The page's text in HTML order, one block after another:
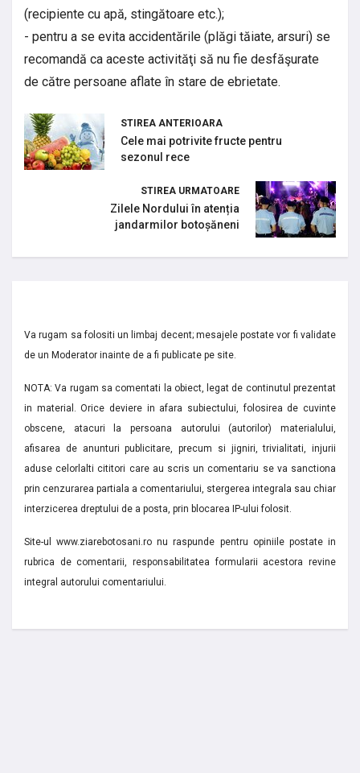
(recipiente cu apă, stingătoare etc.);
- pentru a se evita accidentările (plăgi tăiate, arsuri) se
recomandă ca aceste activităţi să nu fie desfăşurate
de către persoane aflate în stare de ebrietate.
STIREA ANTERIOARA
Cele mai potrivite fructe pentru
sezonul rece
STIREA URMATOARE
Zilele Nordului în atenția
jandarmilor botoșăneni
Va rugam sa folositi un limbaj decent; mesajele postate vor fi validate
de un Moderator inainte de a fi publicate pe site.
NOTA: Va rugam sa comentati la obiect, legat de continutul prezentat
in material. Orice deviere in afara subiectului, folosirea de cuvinte
obscene, atacuri la persoana autorului (autorilor) materialului,
afisarea de anunturi publicitare, precum si jigniri, trivialitati, injurii
aduse celorlalti cititori care au scris un comentariu se va sanctiona
prin cenzurarea partiala a comentariului, stergerea integrala sau chiar
interzicerea dreptului de a posta, prin blocarea IP-ului folosit.
Site-ul www.ziarebotosani.ro nu raspunde pentru opiniile postate in
rubrica de comentarii, responsabilitatea formularii acestora revine
integral autorului comentariului.